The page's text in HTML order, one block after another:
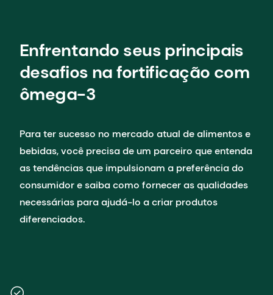
Enfrentando seus principais
desafios na fortificação com
ômega-3
Para ter sucesso no mercado atual de alimentos e
bebidas, você precisa de um parceiro que entenda
as tendências que impulsionam a preferência do
consumidor e saiba como fornecer as qualidades
necessárias para ajudá-lo a criar produtos
diferenciados.